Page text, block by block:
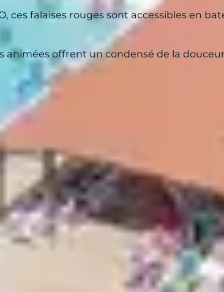
ces falaises rouges sont accessibles en
animées offrent un condensé de la